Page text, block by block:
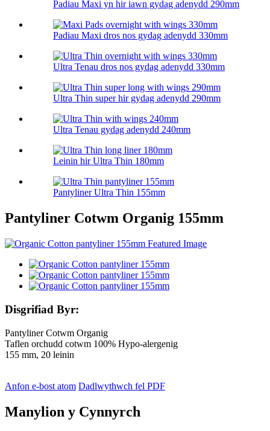
Padiau Maxi yn hir iawn gydag adenydd 290mm
Padiau Maxi dros nos gydag adenydd 330mm
Ultra Tenau dros nos gydag adenydd 330mm
Ultra Thin super hir gydag adenydd 290mm
Ultra Tenau gydag adenydd 240mm
Leinin hir Ultra Thin 180mm
Pantyliner Ultra Thin 155mm
Pantyliner Cotwm Organig 155mm
Disgrifiad Byr:
Pantyliner Cotwm Organig
Taflen orchudd cotwm 100% Hypo-alergenig
155 mm, 20 leinin
Anfon e-bost atom Dadlwythwch fel PDF
Manylion y Cynnyrch